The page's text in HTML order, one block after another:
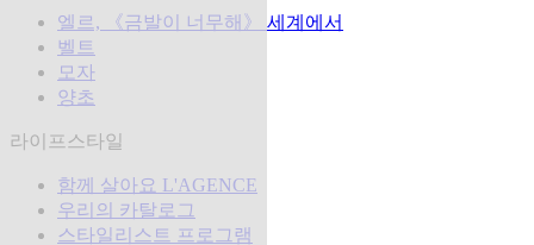
엘르, 《금발이 너무해》 세계에서
벨트
모자
양초
라이프스타일
함께 살아요 L'AGENCE
우리의 카탈로그
스타일리스트 프로그램